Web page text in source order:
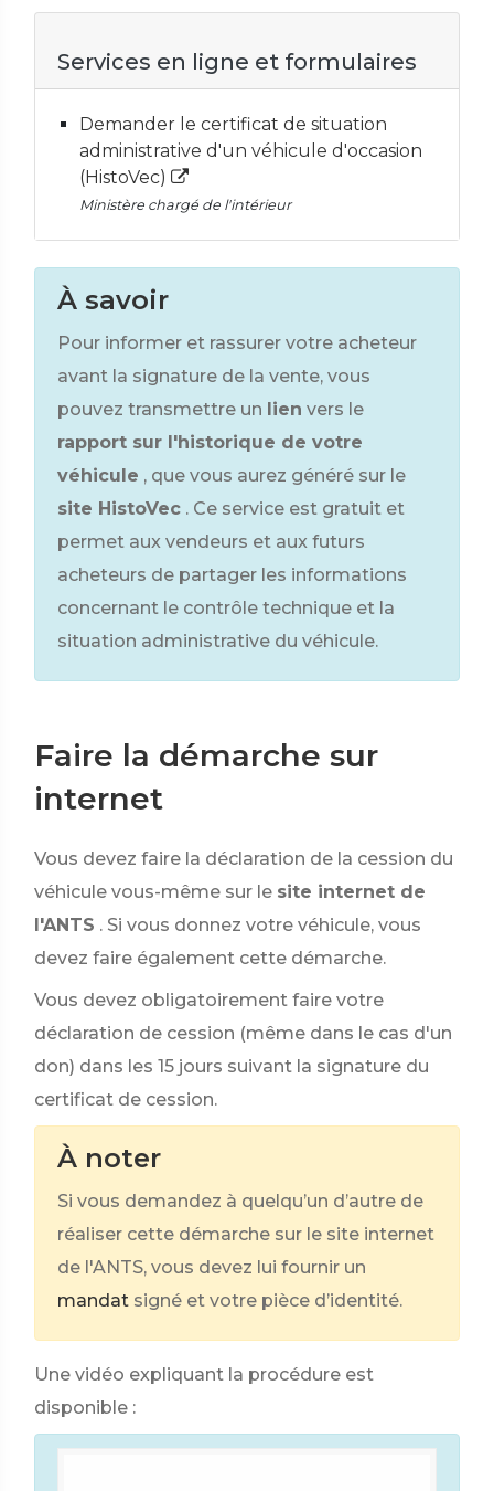
Services en ligne et formulaires
Demander le certificat de situation
administrative d'un véhicule d'occasion
(HistoVec)
Ministère chargé de l'intérieur
À savoir
Pour informer et rassurer votre acheteur
avant la signature de la vente, vous
pouvez transmettre un lien vers le
rapport sur l'historique de votre
véhicule , que vous aurez généré sur le
site HistoVec . Ce service est gratuit et
permet aux vendeurs et aux futurs
acheteurs de partager les informations
concernant le contrôle technique et la
situation administrative du véhicule.
Faire la démarche sur
internet
Vous devez faire la déclaration de la cession du
véhicule vous-même sur le site internet de
l'ANTS . Si vous donnez votre véhicule, vous
devez faire également cette démarche.
Vous devez obligatoirement faire votre
déclaration de cession (même dans le cas d'un
don) dans les 15 jours suivant la signature du
certificat de cession.
À noter
Si vous demandez à quelqu’un d’autre de
réaliser cette démarche sur le site internet
de l'ANTS, vous devez lui fournir un
mandat signé et votre pièce d’identité.
Une vidéo expliquant la procédure est
disponible :